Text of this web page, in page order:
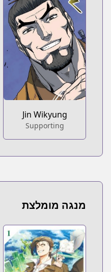
Jin Wikyung
Supporting
מנגה מומלצת